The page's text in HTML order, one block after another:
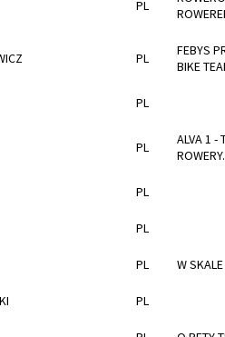
PL
PL
FEBYS
BIKE
PL
PL
ALVA 1 -
PL
PL
PL W SKALE
PL